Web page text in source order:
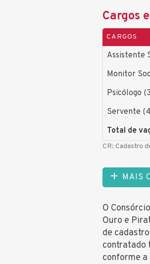
Cargos
CARGOS
Assistente
Monitor
Psicólogo
Servente
Total de
CR: Cadastro
MAIS
O
Ouro e
de
contratado
conforme